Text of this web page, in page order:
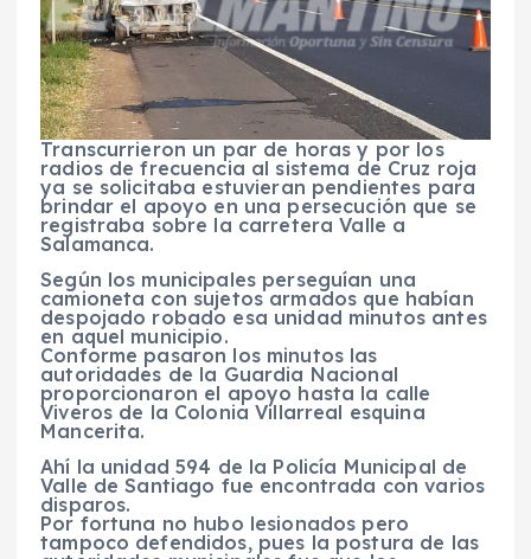
Transcurrieron un par de horas y por los
radios de frecuencia al sistema de Cruz roja
ya se solicitaba estuvieran pendientes para
brindar el apoyo en una persecución que se
registraba sobre la carretera Valle a
Salamanca.
Según los municipales perseguían una
camioneta con sujetos armados que habían
despojado robado esa unidad minutos antes
en aquel municipio.
Conforme pasaron los minutos las
autoridades de la Guardia Nacional
proporcionaron el apoyo hasta la calle
Viveros de la Colonia Villarreal esquina
Mancerita.
Ahí la unidad 594 de la Policía Municipal de
Valle de Santiago fue encontrada con varios
disparos.
Por fortuna no hubo lesionados pero
tampoco defendidos, pues la postura de las